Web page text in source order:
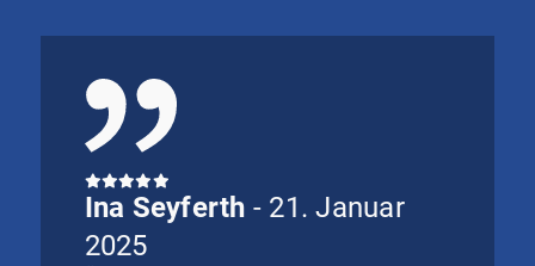
Ina Seyferth - 21. Januar
2025